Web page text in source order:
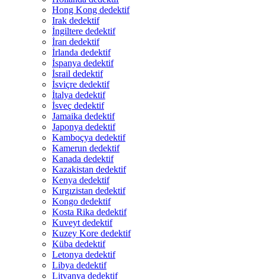
Hong Kong dedektif
Irak dedektif
İngiltere dedektif
İran dedektif
İrlanda dedektif
İspanya dedektif
İsrail dedektif
İsviçre dedektif
İtalya dedektif
İsveç dedektif
Jamaika dedektif
Japonya dedektif
Kamboçya dedektif
Kamerun dedektif
Kanada dedektif
Kazakistan dedektif
Kenya dedektif
Kırgızistan dedektif
Kongo dedektif
Kosta Rika dedektif
Kuveyt dedektif
Kuzey Kore dedektif
Küba dedektif
Letonya dedektif
Libya dedektif
Litvanya dedektif